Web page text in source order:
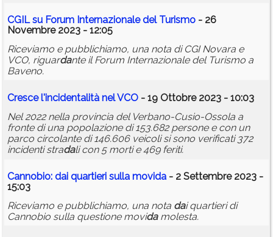
CGIL su Forum Internazionale del Turismo - 26
Novembre 2023 - 12:05
Riceviamo e pubblichiamo, una nota di CGI Novara e
VCO, riguardante il Forum Internazionale del Turismo a
Baveno.
Cresce l'incidentalità nel VCO - 19 Ottobre 2023 - 10:03
Nel 2022 nella provincia del Verbano-Cusio-Ossola a
fronte di una popolazione di 153.682 persone e con un
parco circolante di 146.606 veicoli si sono verificati 372
incidenti stradali con 5 morti e 469 feriti.
Cannobio: dai quartieri sulla movida - 2 Settembre 2023 -
15:03
Riceviamo e pubblichiamo, una nota dai quartieri di
Cannobio sulla questione movidamolesta.